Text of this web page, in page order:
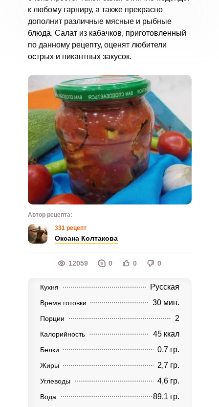
к любому гарниру, а также прекрасно
дополнит различные мясные и рыбные
блюда. Салат из кабачков, приготовленный
по данному рецепту, оценят любители
острых и пикантных закусок.
Автор рецепта:
331 рецепт
Оксана Колтакова
12059 0 0 0
Кухня Русская
Время готовки 30 мин.
Порции 2
Калорийность 45 ккал
Белки 0,7 гр.
Жиры 2,7 гр.
Углеводы 4,6 гр.
Вода 89,1 гр.